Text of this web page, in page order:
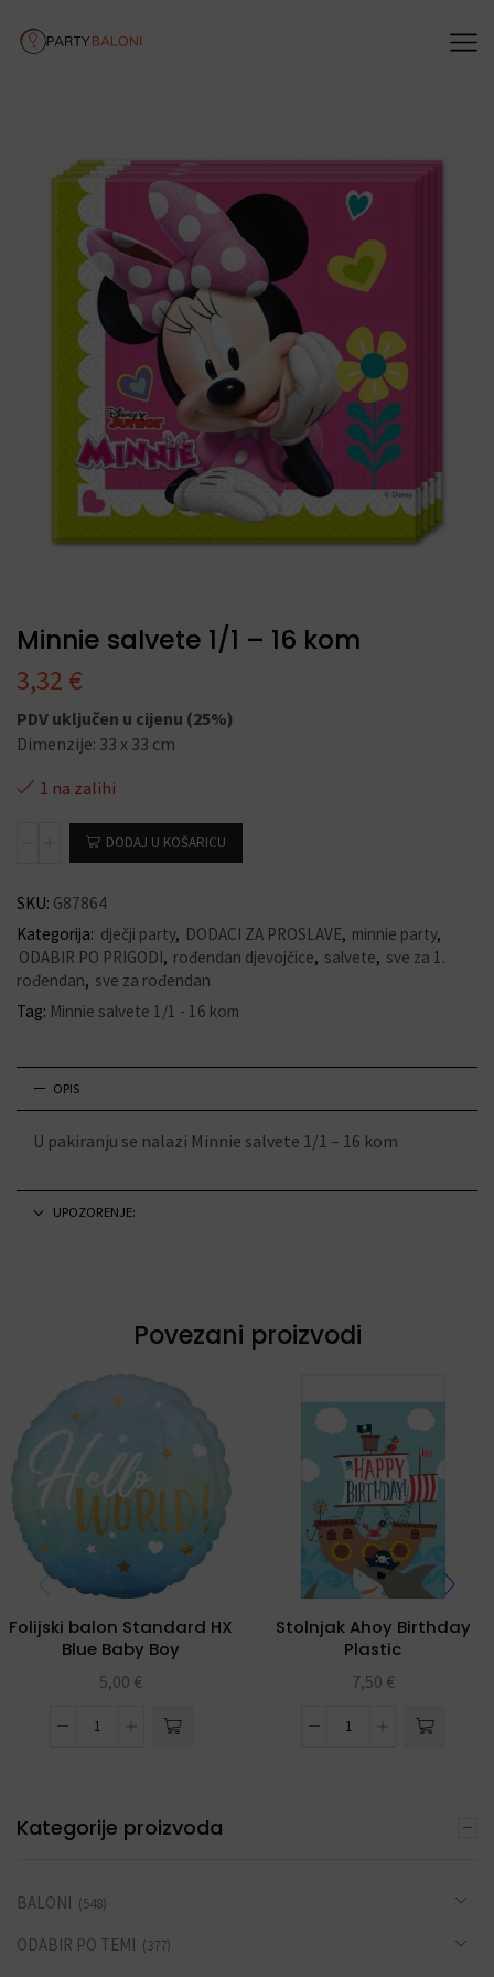
Minnie salvete 1/1 – 16 kom
3,32 €
PDV uključen u cijenu (25%)
Dimenzije: 33 x 33 cm
1 na zalihi
DODAJ U KOŠARICU
SKU: G87864
Kategorija: dječji party, DODACI ZA PROSLAVE, minnie party,
ODABIR PO PRIGODI, rođendan djevojčice, salvete, sve za 1.
rođendan, sve za rođendan
Tag: Minnie salvete 1/1 - 16 kom
OPIS
U pakiranju se nalazi Minnie salvete 1/1 – 16 kom
UPOZORENJE:
Povezani proizvodi
Folijski balon Standard HX
Blue Baby Boy
5,00 €
Stolnjak Ahoy Birthday
Plastic
7,50 €
Kategorije proizvoda
BALONI (548)
ODABIR PO TEMI (377)